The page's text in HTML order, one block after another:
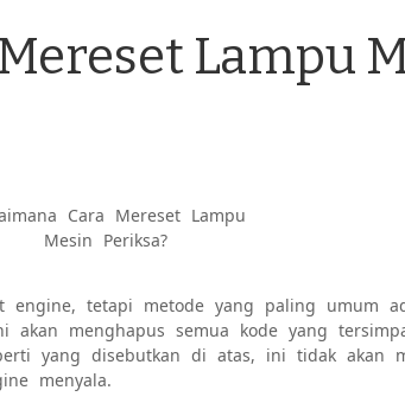
Lampu
Cara Mereset Lampu
Mesin Periksa?
engine, tetapi metode yang paling umum
akan menghapus semua kode yang
yang disebutkan di atas, ini tidak akan
menyala.